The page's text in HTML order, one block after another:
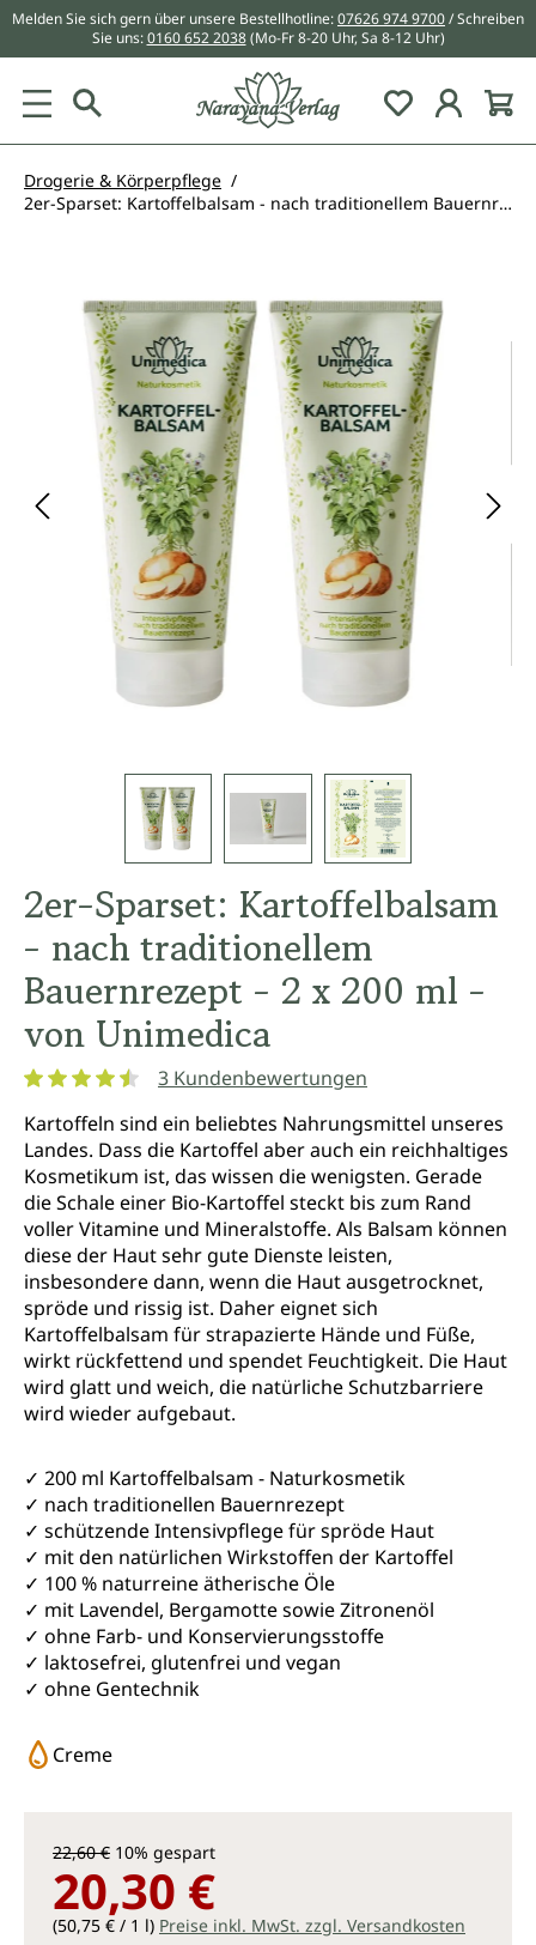
springen
Melden Sie sich gern über unsere Bestellhotline:07626 974 9700/ Schreiben
Sie uns:0160 652 2038 (Mo-Fr 8-20 Uhr, Sa 8-12 Uhr)
Du hast 0
Drogerie & Körperpflege
2er-Sparset: Kartoffelbalsam - nach traditionellem Bauernrezept - 2 x 200 ml - von Unimedica
2er-Sparset: Kartoffelbalsam
- nach traditionellem
Bauernrezept - 2 x 200 ml -
von Unimedica
3 Kundenbewertungen
Kartoffeln sind ein beliebtes Nahrungsmittel unseres
Landes. Dass die Kartoffel aber auch ein reichhaltiges
Kosmetikum ist, das wissen die wenigsten. Gerade
die Schale einer Bio-Kartoffel steckt bis zum Rand
voller Vitamine und Mineralstoffe. Als Balsam können
diese der Haut sehr gute Dienste leisten,
insbesondere dann, wenn die Haut ausgetrocknet,
spröde und rissig ist. Daher eignet sich
Kartoffelbalsam für strapazierte Hände und Füße,
wirkt rückfettend und spendet Feuchtigkeit. Die Haut
wird glatt und weich, die natürliche Schutzbarriere
wird wieder aufgebaut.
✓ 200 ml Kartoffelbalsam - Naturkosmetik
✓ nach traditionellen Bauernrezept
✓ schützende Intensivpflege für spröde Haut
✓ mit den natürlichen Wirkstoffen der Kartoffel
✓ 100 % naturreine ätherische Öle
✓ mit Lavendel, Bergamotte sowie Zitronenöl
✓ ohne Farb- und Konservierungsstoffe
✓ laktosefrei, glutenfrei und vegan
✓ ohne Gentechnik
Creme
22,60 € 10% gespart
20,30 €
(50,75 € / 1 l) Preise inkl. MwSt. zzgl. Versandkosten